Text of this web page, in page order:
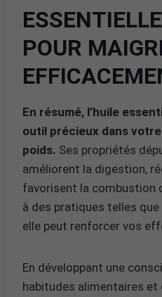
POUR
En résumé, l’huile
outil précieux dans
poids. Ses propriétés
améliorent la digestion,
favorisent la combustion
à des pratiques telles
elle peut renforcer vos
En développant une
habitudes alimentaires et